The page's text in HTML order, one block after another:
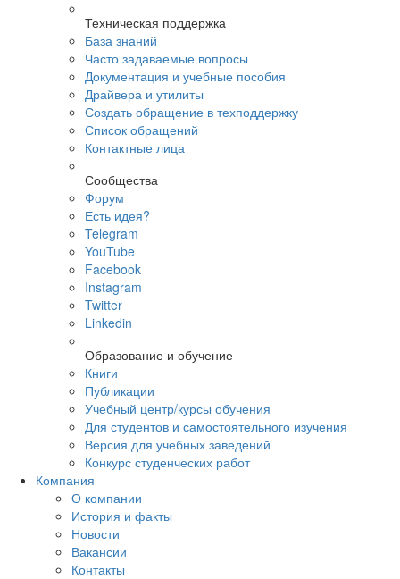
Техническая поддержка
База знаний
Часто задаваемые вопросы
Документация и учебные пособия
Драйвера и утилиты
Создать обращение в техподдержку
Список обращений
Контактные лица
Сообщества
Форум
Есть идея?
Telegram
YouTube
Facebook
Instagram
Twitter
Linkedin
Образование и обучение
Книги
Публикации
Учебный центр/курсы обучения
Для студентов и самостоятельного изучения
Версия для учебных заведений
Конкурс студенческих работ
Компания
О компании
История и факты
Новости
Вакансии
Контакты